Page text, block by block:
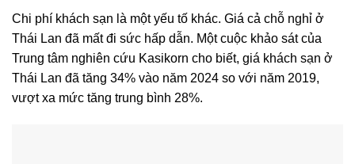
Chi phí khách sạn là một yếu tố khác. Giá cả chỗ nghỉ ở
Thái Lan đã mất đi sức hấp dẫn. Một cuộc khảo sát của
Trung tâm nghiên cứu Kasikorn cho biết, giá khách sạn ở
Thái Lan đã tăng 34% vào năm 2024 so với năm 2019,
vượt xa mức tăng trung bình 28%.